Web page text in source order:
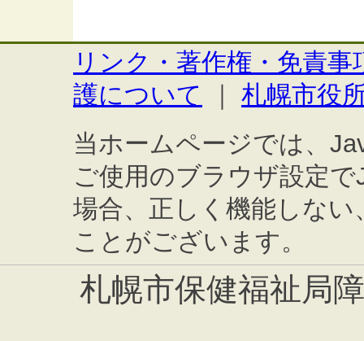
リンク・著作権・免責事
護について
札幌市役
当ホームページでは、
ご使用のブラウザ設定
場合、正しく機能しな
ことがございます。
札幌市保健福祉局